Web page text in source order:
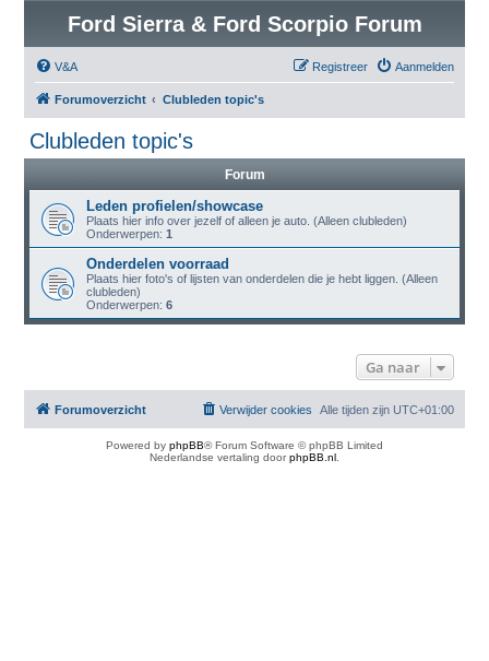
Ford Sierra & Ford Scorpio Forum
V&A Aanmelden
Registreer
Forumoverzicht Clubleden topic's
Clubleden topic's
Forum
Leden profielen/showcase
Plaats hier info over jezelf of alleen je auto. (Alleen clubleden)
Onderwerpen: 1
Onderdelen voorraad
Plaats hier foto's of lijsten van onderdelen die je hebt liggen. (Alleen
clubleden)
Onderwerpen: 6
Ga naar
Forumoverzicht Alle tijden zijn UTC+01:00
Verwijder cookies
Powered by phpBB® Forum Software © phpBB Limited
Nederlandse vertaling doorphpBB.nl